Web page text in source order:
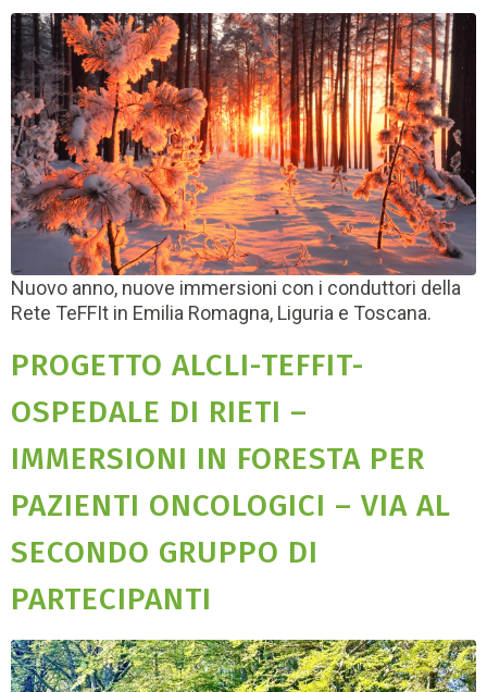
Nuovo anno, nuove immersioni con i conduttori della
Rete TeFFIt in Emilia Romagna, Liguria e Toscana.
PROGETTO ALCLI-TEFFIT-
OSPEDALE DI RIETI –
IMMERSIONI IN FORESTA PER
PAZIENTI ONCOLOGICI – VIA AL
SECONDO GRUPPO DI
PARTECIPANTI